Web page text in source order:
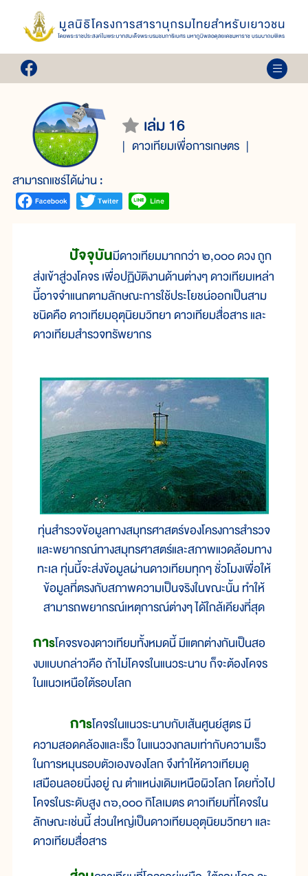
เล่ม 16
ดาวเทียมเพื่อการเกษตร
สามารถแชร์ได้ผ่าน :
ปัจจุบันมีดาวเทียมมากกว่า ๒,๐๐๐ ดวง ถูก
ส่งเข้าสู่วงโคจร เพื่อปฏิบัติงานด้านต่างๆ ดาวเทียมเหล่า
นี้อาจจำแนกตามลักษณะการใช้ประโยชน์ออกเป็นสาม
ชนิดคือ ดาวเทียมอุตุนิยมวิทยา ดาวเทียมสื่อสาร และ
ดาวเทียมสำรวจทรัพยากร
ทุ่นสำรวจข้อมูลทางสมุทรศาสตร์ของโครงการสำรวจ
และพยากรณ์ทางสมุทรศาสตร์และสภาพแวดล้อมทาง
ทะเล ทุ่นนี้จะส่งข้อมูลผ่านดาวเทียมทุกๆ ชั่วโมงเพื่อให้
ข้อมูลที่ตรงกับสภาพความเป็นจริงในขณะนั้น ทำให้
สามารถพยากรณ์เหตุการณ์ต่างๆ ได้ใกล้เคียงที่สุด
การโคจรของดาวเทียมทั้งหมดนี้ มีแตกต่างกันเป็นสอ
งบแบบกล่าวคือ ถ้าไม่โคจรในแนวระนาบ ก็จะต้องโคจร
ในแนวเหนือใต้รอบโลก
การโคจรในแนวระนาบกับเส้นศูนย์สูตร มี
ความสอดคล้องและเร็ว ในแนววงกลมเท่ากับความเร็ว
ในการหมุนรอบตัวเองของโลก จึงทำให้ดาวเทียมดู
เสมือนลอยนิ่งอยู่ ณ ตำแหน่งเดิมเหนือผิวโลก โดยทั่วไป
โคจรในระดับสูง ๓๖,๐๐๐ กิโลเมตร ดาวเทียมที่โคจรใน
ลักษณะเช่นนี้ ส่วนใหญ่เป็นดาวเทียมอุตุนิยมวิทยา และ
ดาวเทียมสื่อสาร